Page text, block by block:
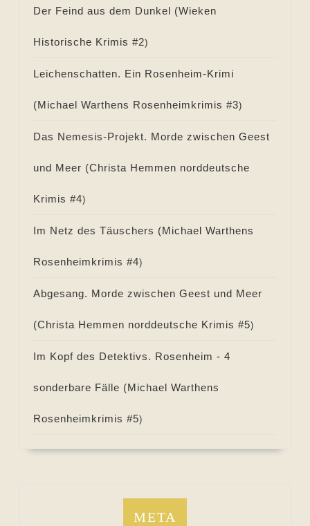
Der Feind aus dem Dunkel (Wieken
Historische Krimis #2)
Leichenschatten. Ein Rosenheim-Krimi
(Michael Warthens Rosenheimkrimis #3)
Das Nemesis-Projekt. Morde zwischen Geest
und Meer (Christa Hemmen norddeutsche
Krimis #4)
Im Netz des Täuschers (Michael Warthens
Rosenheimkrimis #4)
Abgesang. Morde zwischen Geest und Meer
(Christa Hemmen norddeutsche Krimis #5)
Im Kopf des Detektivs. Rosenheim - 4
sonderbare Fälle (Michael Warthens
Rosenheimkrimis #5)
META